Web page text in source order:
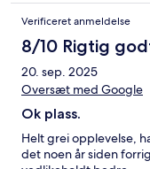
Moskitonetze und sie
befindet sich gleich
Malariaschutz
Verificeret anmeldelse
8/10 Rigtig
20. sep. 2025
Oversæt med Google
Ok plass.
Helt grei opplevelse,
det noen år siden